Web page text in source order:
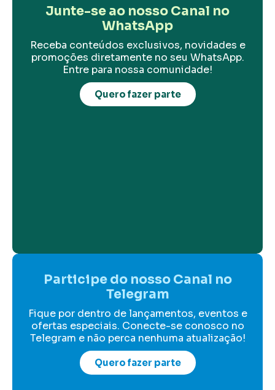
Junte-se ao nosso Canal no
WhatsApp
Receba conteúdos exclusivos, novidades e
promoções diretamente no seu WhatsApp.
Entre para nossa comunidade!
Quero fazer parte
Participe do nosso Canal no
Telegram
Fique por dentro de lançamentos, eventos e
ofertas especiais. Conecte-se conosco no
Telegram e não perca nenhuma atualização!
Quero fazer parte